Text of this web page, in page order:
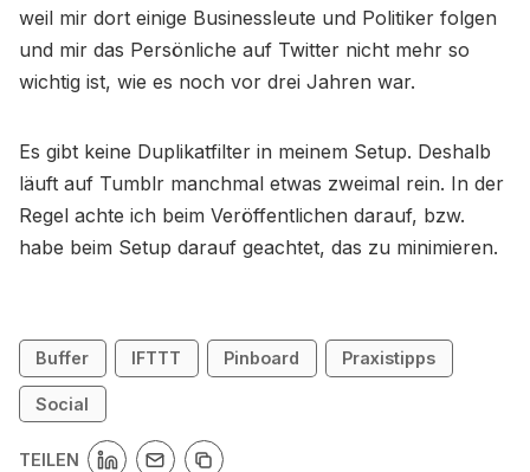
weil mir dort einige Businessleute und Politiker folgen
und mir das Persönliche auf Twitter nicht mehr so
wichtig ist, wie es noch vor drei Jahren war.
Es gibt keine Duplikatfilter in meinem Setup. Deshalb
läuft auf Tumblr manchmal etwas zweimal rein. In der
Regel achte ich beim Veröffentlichen darauf, bzw.
habe beim Setup darauf geachtet, das zu minimieren.
Buffer IFTTT Pinboard Praxistipps
Social
TEILEN